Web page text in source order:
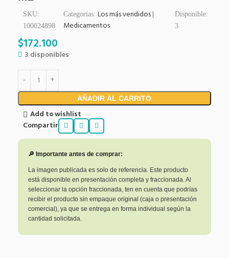
SKU:
100024898
Categorías:Los más vendidos|
Medicamentos
Disponible:
3
$172.100
3 disponibles
AÑADIR AL CARRITO
Add to wishlist
Compartir
🔎 Importante antes de comprar:
La imagen publicada es solo de referencia. Este producto
está disponible en presentación completa y fraccionada. Al
seleccionar la opción fraccionada, ten en cuenta que podrías
recibir el producto sin empaque original (caja o presentación
comercial), ya que se entrega en forma individual según la
cantidad solicitada.